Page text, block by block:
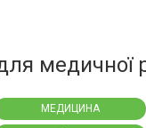
медичної
МЕДИЦИНА